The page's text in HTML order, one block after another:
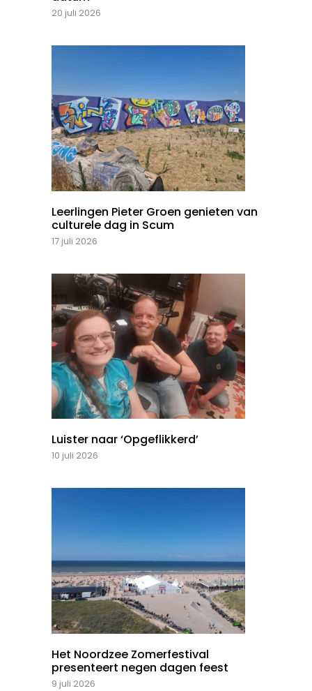
20 juli 2026
Leerlingen Pieter Groen genieten van
culturele dag in Scum
17 juli 2026
Luister naar ‘Opgeflikkerd’
10 juli 2026
Het Noordzee Zomerfestival
presenteert negen dagen feest
9 juli 2026